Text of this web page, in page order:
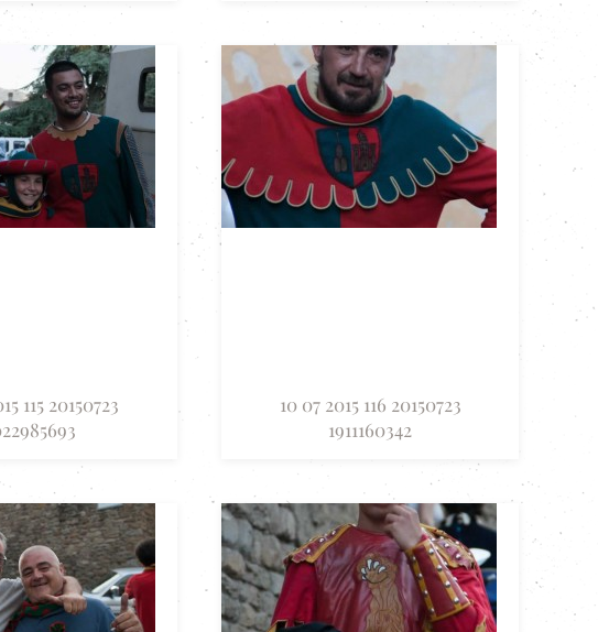
115 20150723
10 07 2015 116 20150723
1911160342